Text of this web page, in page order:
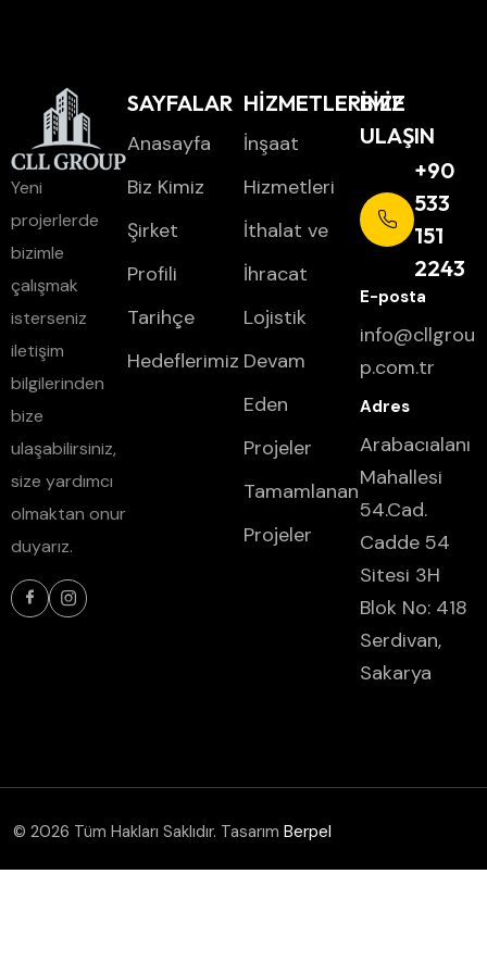
Yeni
projerlerde
bizimle
çalışmak
isterseniz
iletişim
bilgilerinden
bize
ulaşabilirsiniz,
size yardımcı
olmaktan onur
duyarız.
SAYFALAR
Anasayfa
Biz Kimiz
Şirket
Profili
Tarihçe
Hedeflerimiz
HİZMETLERİMİZ
İnşaat
Hizmetleri
İthalat ve
İhracat
Lojistik
Devam
Eden
Projeler
Tamamlanan
Projeler
BIZE
ULAŞIN
+90
533
151
2243
info@cllgrou
p.com.tr
Arabacıalanı
Mahallesi
54.Cad.
Cadde 54
Sitesi 3H
Blok No: 418
Serdivan,
Sakarya
© 2026 Tüm Hakları Saklıdır. Tasarım Berpel